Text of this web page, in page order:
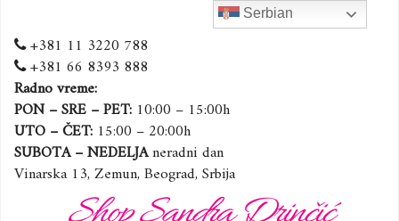
+381 11 3220 788
+381 66 8393 888
Radno vreme:
PON – SRE – PET: 10:00 – 15:00h
UTO – ČET: 15:00 – 20:00h
SUBOTA – NEDELJAneradni dan
Vinarska 13, Zemun, Beograd, Srbija
Serbian